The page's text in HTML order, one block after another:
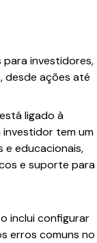
para investidores,
desde ações até
ligado à
investidor tem um
e educacionais,
e suporte para
inclui configurar
erros comuns no